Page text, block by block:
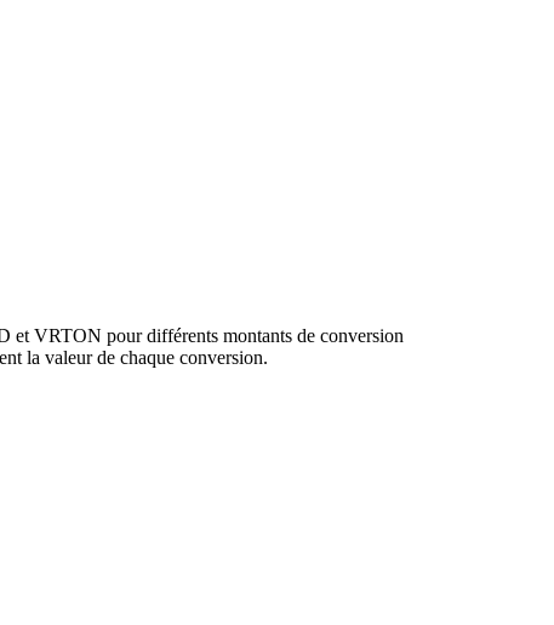
et VRTON pour différents montants de conversion
la valeur de chaque conversion.